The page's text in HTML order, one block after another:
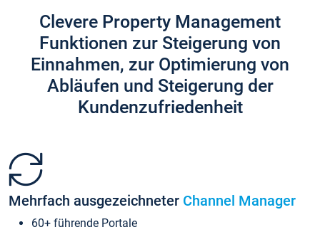
Clevere Property Management
Funktionen zur Steigerung von
Einnahmen, zur Optimierung von
Abläufen und Steigerung der
Kundenzufriedenheit
Mehrfach ausgezeichneter Channel Manager
60+ führende Portale